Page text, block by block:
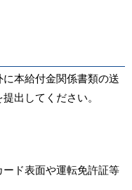
本給付金関係書類の送
出してください。
ード表面や運転免許証等